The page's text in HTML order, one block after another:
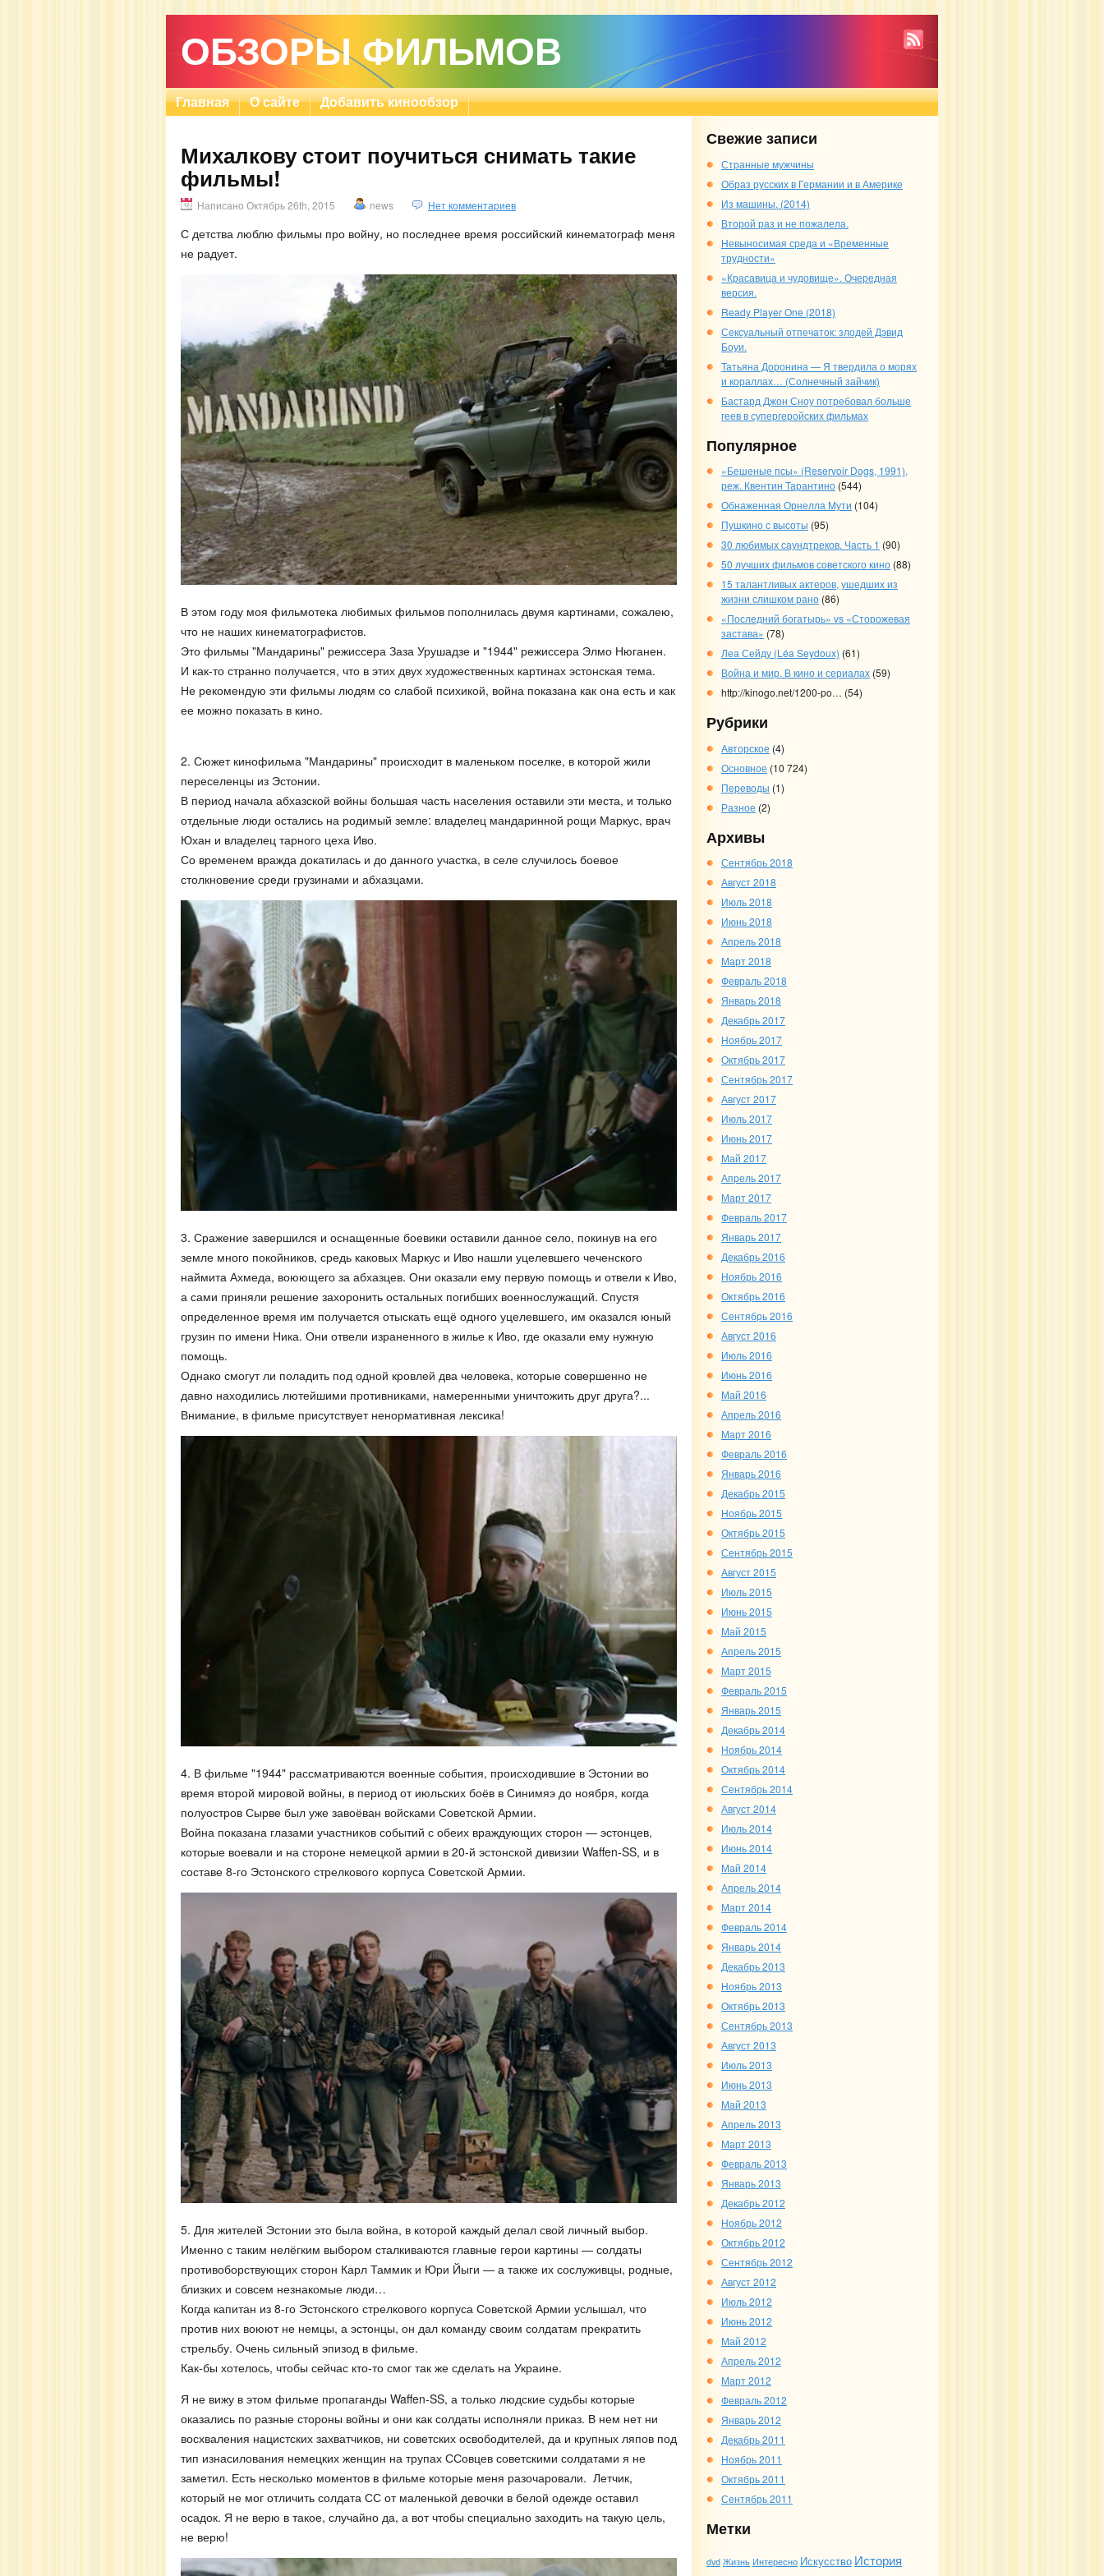
ОБЗОРЫ ФИЛЬМОВ
Главная О сайте Добавить кинообзор
Михалкову стоит поучиться снимать такие
фильмы!
Написано Октябрь 26th, 2015 news Нет комментариев
С детства люблю фильмы про войну, но последнее время российский кинематограф меня
не радует.
В этом году моя фильмотека любимых фильмов пополнилась двумя картинами, сожалею,
что не наших кинематографистов.
Это фильмы "Мандарины" режиссера Заза Урушадзе и "1944" режиссера Элмо Нюганен.
И как-то странно получается, что в этих двух художественных картинах эстонская тема.
Не рекомендую эти фильмы людям со слабой психикой, война показана как она есть и как
ее можно показать в кино.
2. Сюжет кинофильма "Мандарины" происходит в маленьком поселке, в которой жили
переселенцы из Эстонии.
В период начала абхазской войны большая часть населения оставили эти места, и только
отдельные люди остались на родимый земле: владелец мандаринной рощи Маркус, врач
Юхан и владелец тарного цеха Иво.
Со временем вражда докатилась и до данного участка, в селе случилось боевое
столкновение среди грузинами и абхазцами.
3. Сражение завершился и оснащенные боевики оставили данное село, покинув на его
земле много покойников, средь каковых Маркус и Иво нашли уцелевшего чеченского
наймита Ахмеда, воюющего за абхазцев. Они оказали ему первую помощь и отвели к Иво,
а сами приняли решение захоронить остальных погибших военнослужащий. Спустя
определенное время им получается отыскать ещё одного уцелевшего, им оказался юный
грузин по имени Ника. Они отвели израненного в жилье к Иво, где оказали ему нужную
помощь.
Однако смогут ли поладить под одной кровлей два человека, которые совершенно не
давно находились лютейшими противниками, намеренными уничтожить друг друга?...
Внимание, в фильме присутствует ненормативная лексика!
4. В фильме "1944" рассматриваются военные события, происходившие в Эстонии во
время второй мировой войны, в период от июльских боёв в Синимяэ до ноября, когда
полуостров Сырве был уже завоёван войсками Советской Армии.
Война показана глазами участников событий с обеих враждующих сторон — эстонцев,
которые воевали и на стороне немецкой армии в 20-й эстонской дивизии Waffen-SS, и в
составе 8-го Эстонского стрелкового корпуса Советской Армии.
5. Для жителей Эстонии это была война, в которой каждый делал свой личный выбор.
Именно с таким нелёгким выбором сталкиваются главные герои картины — солдаты
противоборствующих сторон Карл Таммик и Юри Йыги — а также их сослуживцы, родные,
близких и совсем незнакомые люди…
Когда капитан из 8-го Эстонского стрелкового корпуса Советской Армии услышал, что
против них воюют не немцы, а эстонцы, он дал команду своим солдатам прекратить
стрельбу. Очень сильный эпизод в фильме.
Как-бы хотелось, чтобы сейчас кто-то смог так же сделать на Украине.
Я не вижу в этом фильме пропаганды Waffen-SS, а только людские судьбы которые
оказались по разные стороны войны и они как солдаты исполняли приказ. В нем нет ни
восхваления нацистских захватчиков, ни советских освободителей, да и крупных ляпов под
тип изнасилования немецких женщин на трупах ССовцев советскими солдатами я не
заметил. Есть несколько моментов в фильме которые меня разочаровали. Летчик,
который не мог отличить солдата СС от маленькой девочки в белой одежде оставил
осадок. Я не верю в такое, случайно да, а вот чтобы специально заходить на такую цель,
не верю!
Свежие записи
Странные мужчины
Образ русских в Германии и в Америке
Из машины. (2014)
Второй раз и не пожалела.
Невыносимая среда и «Временные
трудности»
«Красавица и чудовище». Очередная
версия.
Ready Player One (2018)
Сексуальный отпечаток: злодей Дэвид
Боуи.
Татьяна Доронина — Я твердила о морях
и кораллах… (Солнечный зайчик)
Бастард Джон Сноу потребовал больше
геев в супергеройских фильмах
Популярное
«Бешеные псы» (Reservoir Dogs, 1991),
реж. Квентин Тарантино (544)
Обнаженная Орнелла Мути (104)
Пушкино с высоты (95)
30 любимых саундтреков. Часть 1 (90)
50 лучших фильмов советского кино (88)
15 талантливых актеров, ушедших из
жизни слишком рано (86)
«Последний богатырь» vs «Сторожевая
застава» (78)
Леа Сейду (Léa Seydoux) (61)
Война и мир. В кино и сериалах (59)
http://kinogo.net/1200-po… (54)
Рубрики
Авторское (4)
Основное (10 724)
Переводы (1)
Разное (2)
Архивы
Сентябрь 2018
Август 2018
Июль 2018
Июнь 2018
Апрель 2018
Март 2018
Февраль 2018
Январь 2018
Декабрь 2017
Ноябрь 2017
Октябрь 2017
Сентябрь 2017
Август 2017
Июль 2017
Июнь 2017
Май 2017
Апрель 2017
Март 2017
Февраль 2017
Январь 2017
Декабрь 2016
Ноябрь 2016
Октябрь 2016
Сентябрь 2016
Август 2016
Июль 2016
Июнь 2016
Май 2016
Апрель 2016
Март 2016
Февраль 2016
Январь 2016
Декабрь 2015
Ноябрь 2015
Октябрь 2015
Сентябрь 2015
Август 2015
Июль 2015
Июнь 2015
Май 2015
Апрель 2015
Март 2015
Февраль 2015
Январь 2015
Декабрь 2014
Ноябрь 2014
Октябрь 2014
Сентябрь 2014
Август 2014
Июль 2014
Июнь 2014
Май 2014
Апрель 2014
Март 2014
Февраль 2014
Январь 2014
Декабрь 2013
Ноябрь 2013
Октябрь 2013
Сентябрь 2013
Август 2013
Июль 2013
Июнь 2013
Май 2013
Апрель 2013
Март 2013
Февраль 2013
Январь 2013
Декабрь 2012
Ноябрь 2012
Октябрь 2012
Сентябрь 2012
Август 2012
Июль 2012
Июнь 2012
Май 2012
Апрель 2012
Март 2012
Февраль 2012
Январь 2012
Декабрь 2011
Ноябрь 2011
Октябрь 2011
Сентябрь 2011
Метки
dvd Жизнь Интересно Искусство История